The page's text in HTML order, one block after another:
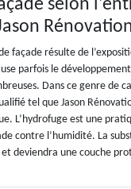
selon
façade résulte de
parfois le
Dans ce genre de
tel que Jason
L’hydrofuge est une
contre l’humidité. La
deviendra une couche